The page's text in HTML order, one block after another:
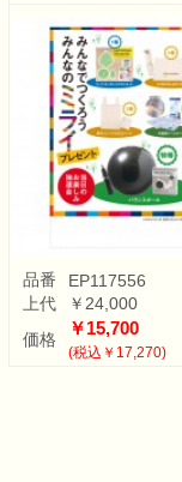
品番
EP117556
上代
￥24,000
価格
￥15,700
(税込￥17,270)